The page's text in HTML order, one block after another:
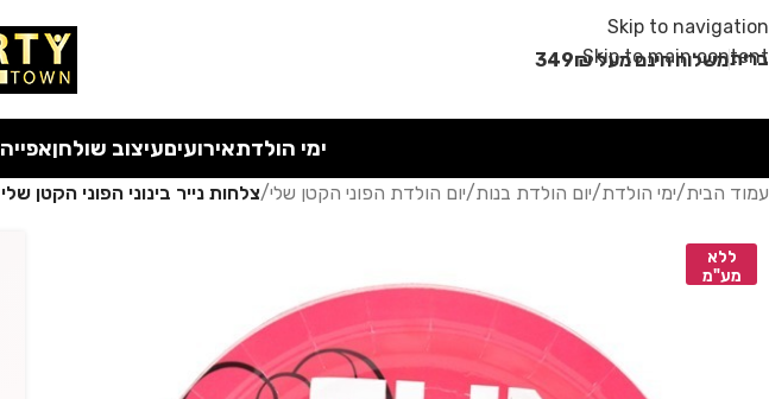
Skip to navigation
Skip to main content
משלוח חינם מעל 349₪
ימי הולדתאירועיםעיצוב שולחןאפייה
עמוד הבית/ימי הולדת/יום הולדת בנות/יום הולדת הפוני הקטן שלי/צלחות נייר בינוני הפוני הקטן שלי
ללא
מע"מ